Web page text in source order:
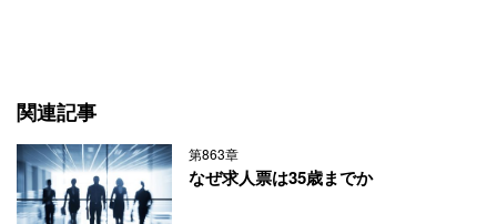
関連記事
第863章
なぜ求人票は35歳までか